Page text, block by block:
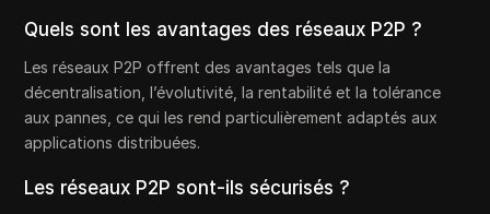
Quels sont les avantages des réseaux P2P ?
Les réseaux P2P offrent des avantages tels que la
décentralisation, l’évolutivité, la rentabilité et la tolérance
aux pannes, ce qui les rend particulièrement adaptés aux
applications distribuées.
Les réseaux P2P sont-ils sécurisés ?